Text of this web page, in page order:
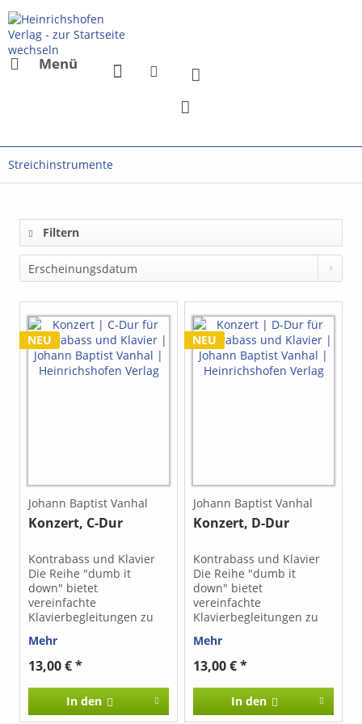
Menü
Streichinstrumente
Filtern
NEU
Johann Baptist Vanhal
Konzert, C-Dur
Kontrabass und Klavier
Die Reihe "dumb it
down" bietet
vereinfachte
Klavierbegleitungen zu
Violoncello, Kontrabass
Flöte, Klarinette und
anderen Instrumenten.
Johann Baptist Vanhal
(1739–1813) war ein
böhmischer Komponist
Mehr
13,00 € *
In den
NEU
Johann Baptist Vanhal
Konzert, D-Dur
Kontrabass und Klavier
Die Reihe "dumb it
down" bietet
vereinfachte
Klavierbegleitungen zu
Violoncello, Kontrabass
Flöte, Klarinette und
anderen Instrumenten.
Johann Baptist Vanhal
(1739–1813) war ein
böhmischer Komponist
Mehr
13,00 € *
In den